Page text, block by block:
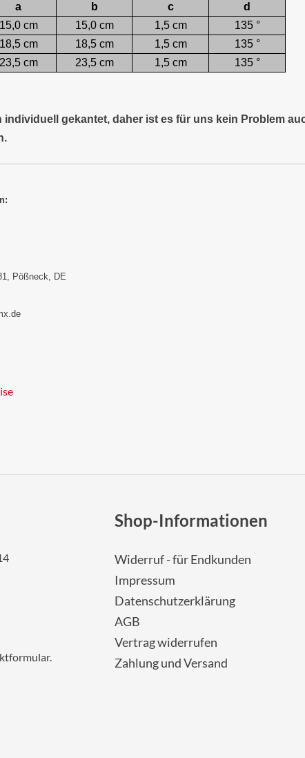
a b c
d
15,0 cm 15,0 cm 1,5 cm
135 °
18,5 cm 18,5 cm 1,5 cm
135 °
23,5 cm 23,5 cm 1,5 cm 135 °
individuell gekantet, daher ist es für uns kein Problem
Pößneck, DE
.
Shop-Informationen
Widerruf - für Endkunden
Impressum
Datenschutzerklärung
AGB
Vertrag widerrufen
Zahlung und Versand